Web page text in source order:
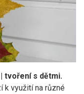
tvoření s dětmi.
k využití na různé